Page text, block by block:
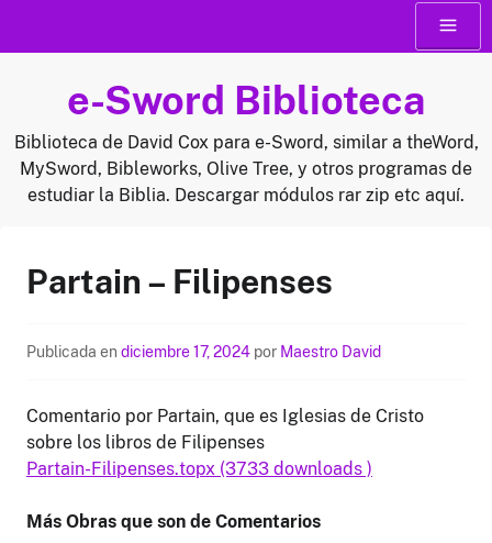
Menú
e-Sword Biblioteca
Biblioteca de David Cox para e-Sword, similar a theWord,
MySword, Bibleworks, Olive Tree, y otros programas de
estudiar la Biblia. Descargar módulos rar zip etc aquí.
Partain – Filipenses
Publicada en diciembre 17, 2024 por Maestro David
Comentario por Partain, que es Iglesias de Cristo
sobre los libros de Filipenses
Partain-Filipenses.topx (3733 downloads )
Más Obras que son de Comentarios